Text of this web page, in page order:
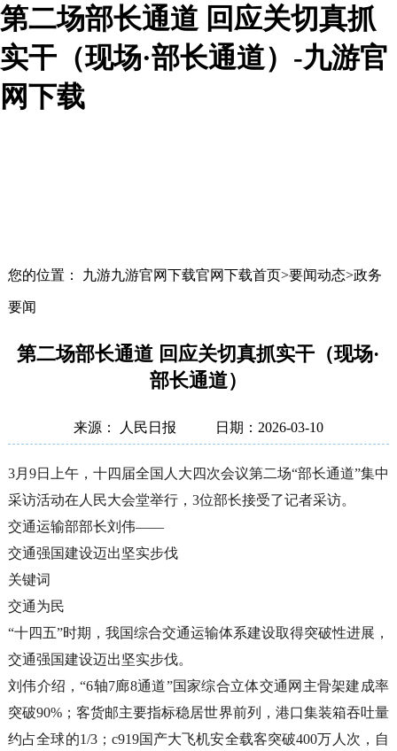
第二场部长通道 回应关切真抓
实干（现场·部长通道）-九游官
网下载
您的位置： 九游九游官网下载官网下载首页>要闻动态>政务
要闻
第二场部长通道 回应关切真抓实干（现场·
部长通道）
来源： 人民日报 日期：2026-03-10
3月9日上午，十四届全国人大四次会议第二场“部长通道”集中
采访活动在人民大会堂举行，3位部长接受了记者采访。
交通运输部部长刘伟——
交通强国建设迈出坚实步伐
关键词
交通为民
“十四五”时期，我国综合交通运输体系建设取得突破性进展，
交通强国建设迈出坚实步伐。
刘伟介绍，“6轴7廊8通道”国家综合立体交通网主骨架建成率
突破90%；客货邮主要指标稳居世界前列，港口集装箱吞吐量
约占全球的1/3；c919国产大飞机安全载客突破400万人次，自